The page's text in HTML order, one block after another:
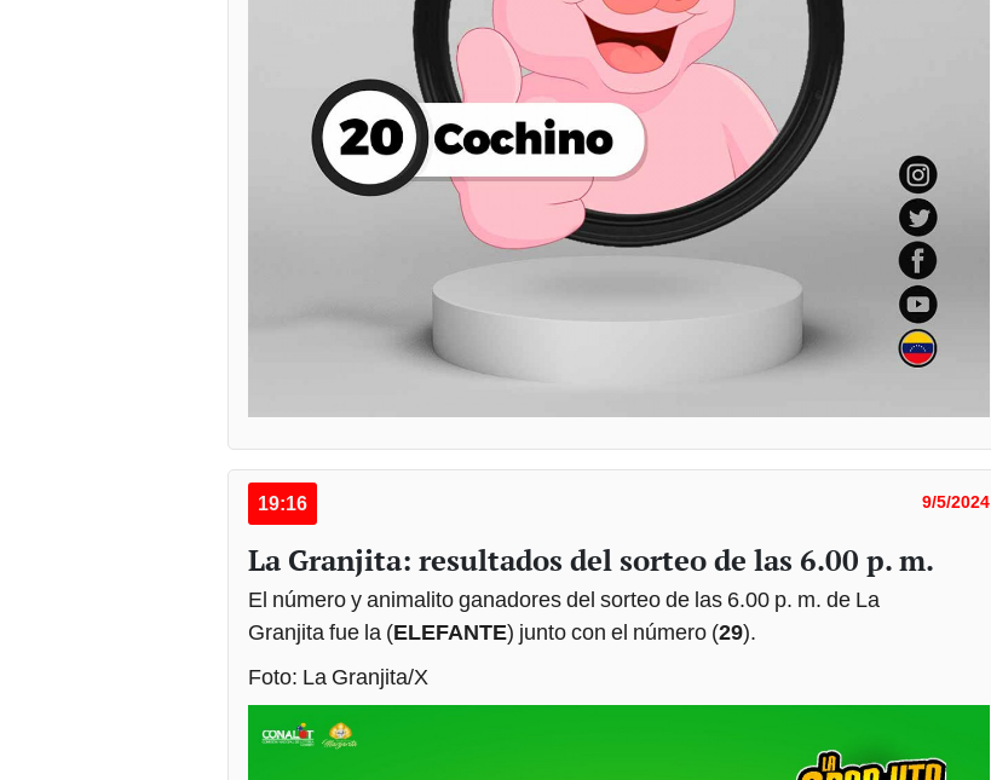
19:16 9/5/2024
La Granjita: resultados del sorteo de las 6.00 p. m.
El número y animalito ganadores del sorteo de las 6.00 p. m. de La
Granjita fue la (ELEFANTE) junto con el número (29).
Foto: La Granjita/X